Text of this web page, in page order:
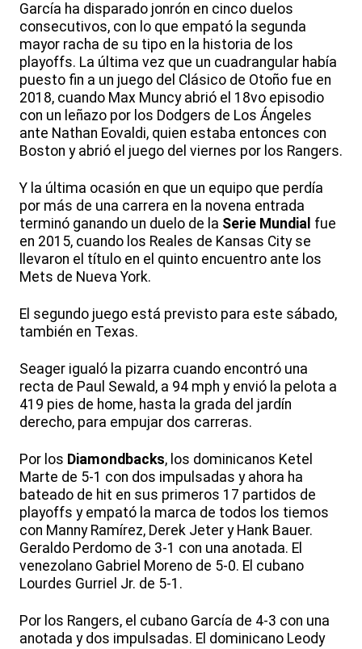
García ha disparado jonrón en cinco duelos
consecutivos, con lo que empató la segunda
mayor racha de su tipo en la historia de los
playoffs. La última vez que un cuadrangular había
puesto fin a un juego del Clásico de Otoño fue en
2018, cuando Max Muncy abrió el 18vo episodio
con un leñazo por los Dodgers de Los Ángeles
ante Nathan Eovaldi, quien estaba entonces con
Boston y abrió el juego del viernes por los Rangers.
Y la última ocasión en que un equipo que perdía
por más de una carrera en la novena entrada
terminó ganando un duelo de la Serie Mundial fue
en 2015, cuando los Reales de Kansas City se
llevaron el título en el quinto encuentro ante los
Mets de Nueva York.
El segundo juego está previsto para este sábado,
también en Texas.
Seager igualó la pizarra cuando encontró una
recta de Paul Sewald, a 94 mph y envió la pelota a
419 pies de home, hasta la grada del jardín
derecho, para empujar dos carreras.
Por los Diamondbacks, los dominicanos Ketel
Marte de 5-1 con dos impulsadas y ahora ha
bateado de hit en sus primeros 17 partidos de
playoffs y empató la marca de todos los tiemos
con Manny Ramírez, Derek Jeter y Hank Bauer.
Geraldo Perdomo de 3-1 con una anotada. El
venezolano Gabriel Moreno de 5-0. El cubano
Lourdes Gurriel Jr. de 5-1.
Por los Rangers, el cubano García de 4-3 con una
anotada y dos impulsadas. El dominicano Leody